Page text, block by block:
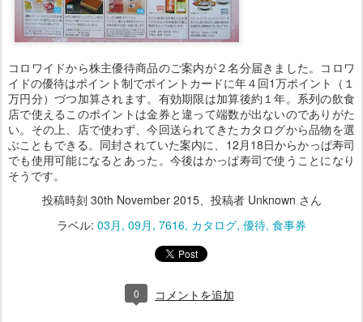
コロワイドから株主優待商品のご案内が２名分届きました。コロワ
イドの優待はポイント制でポイントカードに年４回1万ポイント（１
万円分）づつ加算されます。有効期限は加算後約１年。系列の飲食
店で使えるこのポイントは金券と違って端数が出ないのでありがた
い。その上、店で使わず、今回送られてきたカタログから品物を選
ぶこともできる。同封されていた案内に、12月18日からかっぱ寿司
でも使用可能になるとあった。今後はかっぱ寿司で使うことになり
そうです。
投稿時刻 30th November 2015、投稿者 Unknown さん
ラベル: 03月 09月 7616 カタログ 優待 食事券
0 コメントを追加